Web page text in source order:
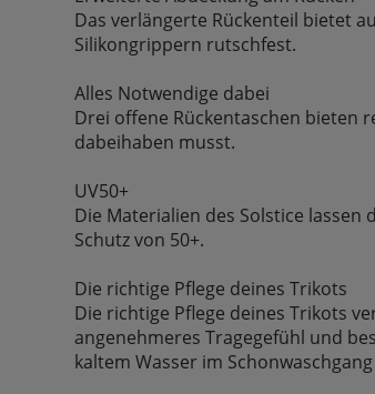
Das verlängerte Rückenteil bietet
Silikongrippern rutschfest.
Alles Notwendige dabei
Drei offene Rückentaschen bieten
dabeihaben musst.
UV50+
Die Materialien des Solstice lassen
Schutz von 50+.
Die richtige Pflege deines Trikots
Die richtige Pflege deines Trikots
angenehmeres Tragegefühl und
kaltem Wasser im